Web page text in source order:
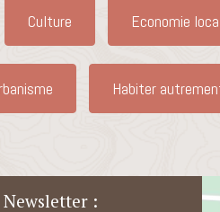
Culture Economie
Habiter
: